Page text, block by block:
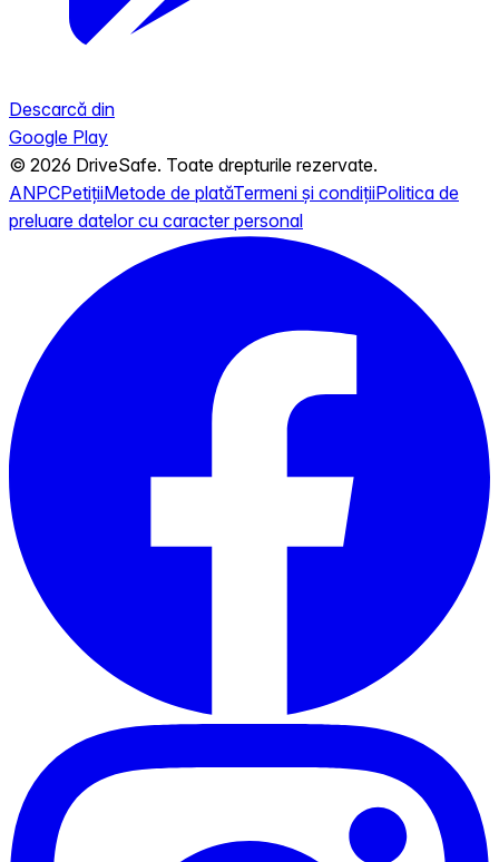
Descarcă din
Google Play
© 2026 DriveSafe. Toate drepturile rezervate.
ANPCPetițiiMetode de platăTermeni și condițiiPolitica de
preluare datelor cu caracter personal